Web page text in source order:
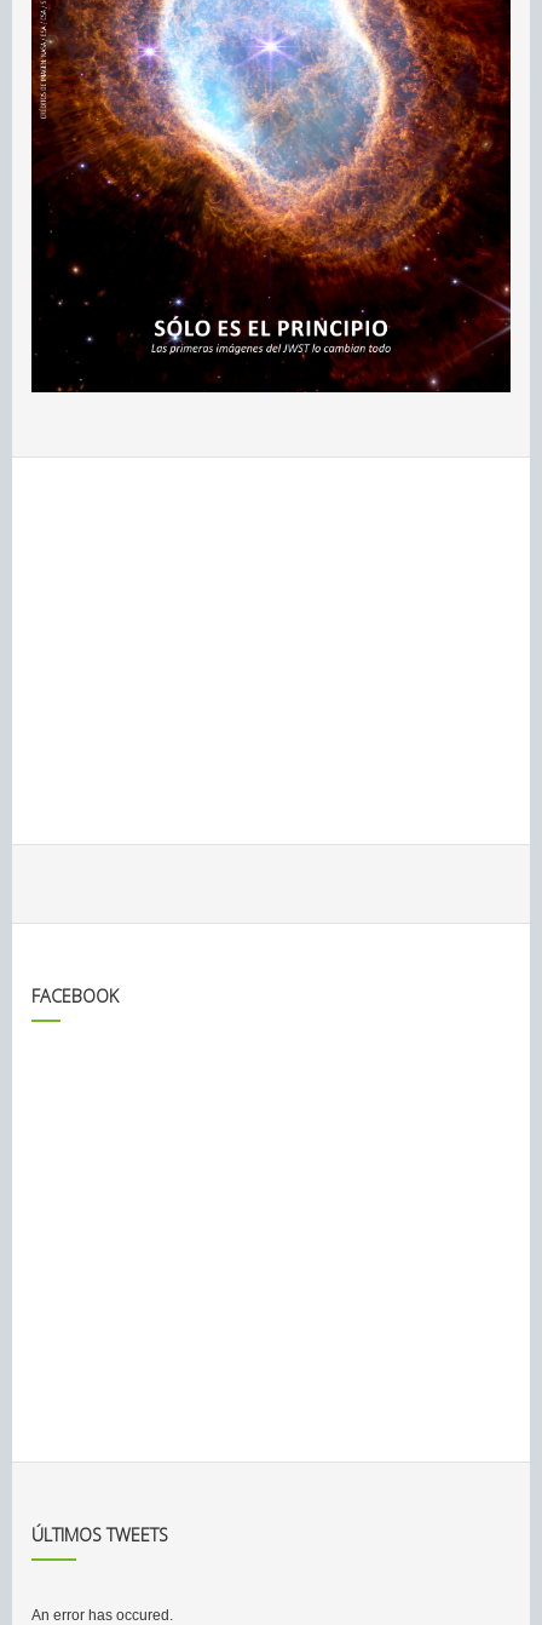
FACEBOOK
ÚLTIMOS TWEETS
An error has occured.